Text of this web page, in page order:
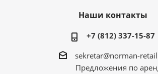
Наши контакты
+7 (812) 337-15-87
sekretar@norman-
Предложения по